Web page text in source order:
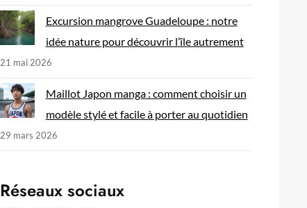
Excursion mangrove Guadeloupe : notre
idée nature pour découvrir l’île autrement
21 mai 2026
Maillot Japon manga : comment choisir un
modèle stylé et facile à porter au quotidien
29 mars 2026
Réseaux sociaux